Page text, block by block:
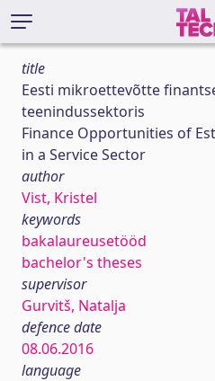
title
Eesti mikroettevõtte
teenindussektoris
Finance Opportunities of
in a Service Sector
author
Vist, Kristel
keywords
bakalaureusetööd
bachelor's theses
supervisor
Gurvitš, Natalja
defence date
08.06.2016
language